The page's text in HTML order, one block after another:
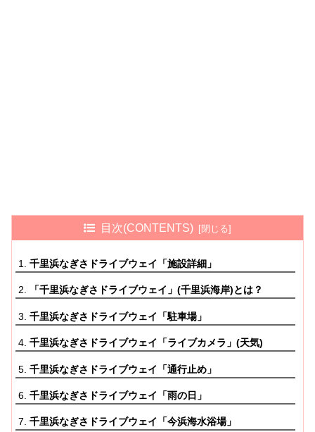
目次(CONTENTS)
千里浜なぎさドライブウェイ「施設詳細」
「千里浜なぎさドライブウェイ」(千里浜海岸)とは？
千里浜なぎさドライブウェイ「駐車場」
千里浜なぎさドライブウェイ「ライブカメラ」(天気)
千里浜なぎさドライブウェイ「通行止め」
千里浜なぎさドライブウェイ「雨の日」
千里浜なぎさドライブウェイ「今浜海水浴場」